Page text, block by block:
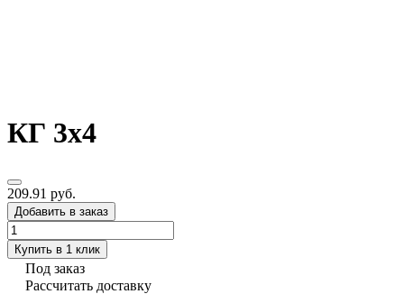
КГ 3х4
209.91 руб.
Добавить в заказ
Купить в 1 клик
Под заказ
Рассчитать доставку